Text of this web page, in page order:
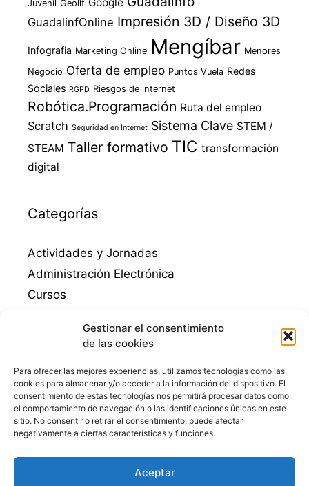
Gestionar el consentimiento
de las cookies
Para ofrecer las mejores experiencias, utilizamos tecnologías como las
cookies para almacenar y/o acceder a la información del dispositivo. El
consentimiento de estas tecnologías nos permitirá procesar datos como
el comportamiento de navegación o las identificaciones únicas en este
sitio. No consentir o retirar el consentimiento, puede afectar
negativamente a ciertas características y funciones.
Aceptar
Juvenil Geolit
GuadalinfOnline Impresión 3D / Diseño 3D
Infografia Marketing Online Mengíbar Menores
Negocio Oferta de empleo Puntos Vuela Redes
Sociales RGPD Riesgos de internet
Robótica.Programación Ruta del empleo
Scratch Seguridad en Internet Sistema Clave STEM /
STEAM Taller formativo TIC transformación
digital
Categorías
Actividades y Jornadas
Administración Electrónica
Cursos
Guadalinfo Mengibar
Juegos educativos
Mengibar
Niños
Punto Vuela Mengíbar